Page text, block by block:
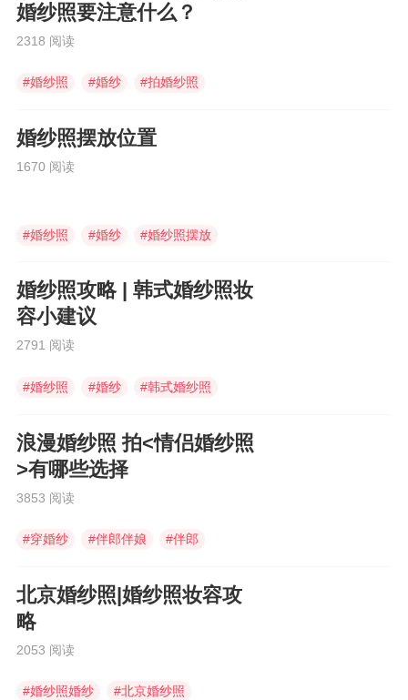
婚纱照要注意什么？
2318 阅读
#婚纱照 #婚纱 #拍婚纱照
婚纱照摆放位置
1670 阅读
#婚纱照 #婚纱 #婚纱照摆放
婚纱照攻略 | 韩式婚纱照妆
容小建议
2791 阅读
#婚纱照 #婚纱 #韩式婚纱照
浪漫婚纱照 拍<情侣婚纱照
>有哪些选择
3853 阅读
#穿婚纱 #伴郎伴娘 #伴郎
北京婚纱照|婚纱照妆容攻
略
2053 阅读
#婚纱照婚纱 #北京婚纱照